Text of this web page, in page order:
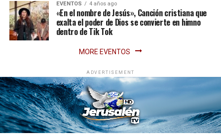
EVENTOS 4 años ago
«En el nombre de Jesús», Canción cristiana que
exalta el poder de Dios se convierte en himno
dentro de Tik Tok
MORE EVENTOS
ADVERTISEMENT